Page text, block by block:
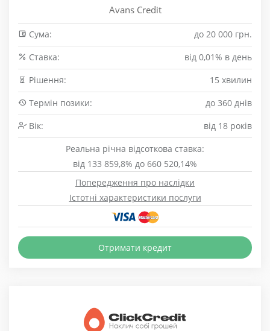
Avans Credit
Сума:
до 20 000 грн.
Cтавка:
від 0,01% в день
Рішення:
15 хвилин
Термін позики:
до 360 днів
Вік:
від 18 років
Реальна річна відсоткова ставка:
від 133 859,8% до 660 520,14%
Попередження про наслідки
Істотні характеристики послуги
Отримати кредит